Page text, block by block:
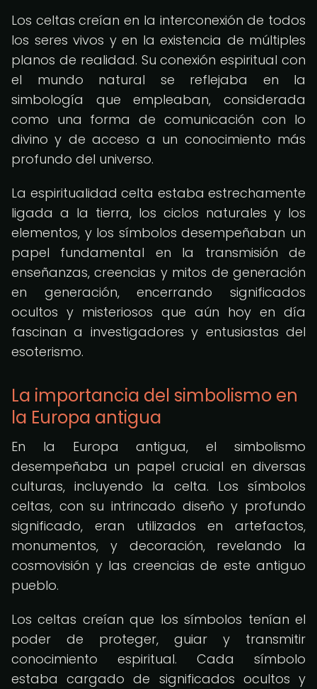
Los celtas creían en la interconexión de todos
los seres vivos y en la existencia de múltiples
planos de realidad. Su conexión espiritual con
el mundo natural se reflejaba en la
simbología que empleaban, considerada
como una forma de comunicación con lo
divino y de acceso a un conocimiento más
profundo del universo.
La espiritualidad celta estaba estrechamente
ligada a la tierra, los ciclos naturales y los
elementos, y los símbolos desempeñaban un
papel fundamental en la transmisión de
enseñanzas, creencias y mitos de generación
en generación, encerrando significados
ocultos y misteriosos que aún hoy en día
fascinan a investigadores y entusiastas del
esoterismo.
La importancia del simbolismo en
la Europa antigua
En la Europa antigua, el simbolismo
desempeñaba un papel crucial en diversas
culturas, incluyendo la celta. Los símbolos
celtas, con su intrincado diseño y profundo
significado, eran utilizados en artefactos,
monumentos, y decoración, revelando la
cosmovisión y las creencias de este antiguo
pueblo.
Los celtas creían que los símbolos tenían el
poder de proteger, guiar y transmitir
conocimiento espiritual. Cada símbolo
estaba cargado de significados ocultos y